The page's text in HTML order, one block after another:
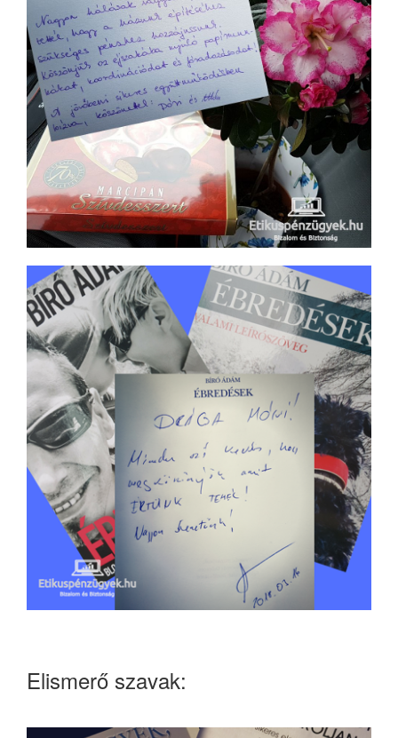
Elismerő szavak: